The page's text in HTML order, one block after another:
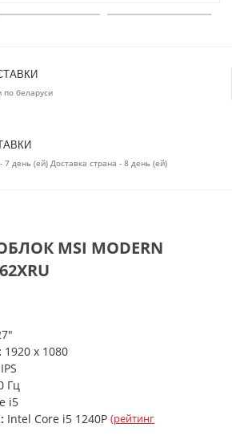
по беларуси
Доставка минск - 7 день (ей) Доставка страна - 8 день (ей)
MSI MODERN
1920 x 1080
IPS
Гц
i5
Intel Core i5 1240P (рейтинг